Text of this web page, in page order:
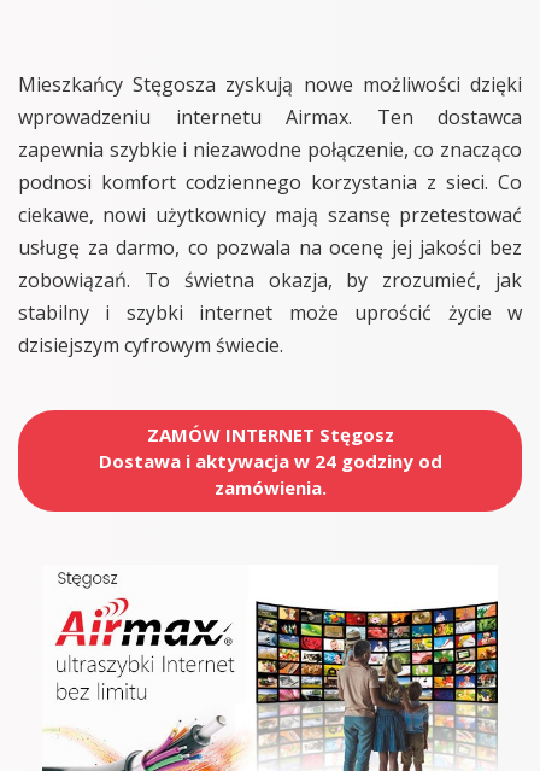
Mieszkańcy Stęgosza zyskują nowe możliwości dzięki
wprowadzeniu internetu Airmax. Ten dostawca
zapewnia szybkie i niezawodne połączenie, co znacząco
podnosi komfort codziennego korzystania z sieci. Co
ciekawe, nowi użytkownicy mają szansę przetestować
usługę za darmo, co pozwala na ocenę jej jakości bez
zobowiązań. To świetna okazja, by zrozumieć, jak
stabilny i szybki internet może uprościć życie w
dzisiejszym cyfrowym świecie.
ZAMÓW INTERNET Stęgosz
Dostawa i aktywacja w 24 godziny od
zamówienia.